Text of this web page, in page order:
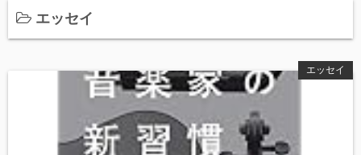
エッセイ
エッセイ